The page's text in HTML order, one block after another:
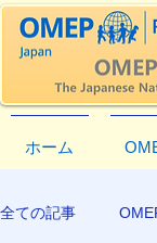
ホーム
全ての記事